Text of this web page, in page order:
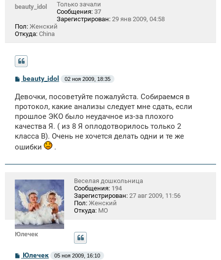
beauty_idol
Только зачали
Сообщения: 37
Зарегистрирован: 29 янв 2009, 04:58
Пол: Женский
Откуда: China
С
б
щ
е
н
и
beauty_idol 02 ноя 2009, 18:35
Девочки, посоветуйте пожалуйста. Собираемся в
протокол, какие анализы следует мне сдать, если
прошлое ЭКО было неудачное из-за плохого
качества Я. ( из 8 Я оплодотворилось только 2
класса В). Очень не хочется делать одни и те же
ошибки
.
Юлечек
Веселая дошкольница
Сообщения: 194
Зарегистрирован: 27 авг 2009, 11:56
Пол: Женский
Откуда: МО
СЮлечек 05 ноя 2009, 16:10